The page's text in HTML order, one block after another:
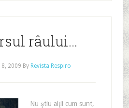
râului…
8, 2009 By Revista Respiro
Nu ştiu alţii cum sunt,